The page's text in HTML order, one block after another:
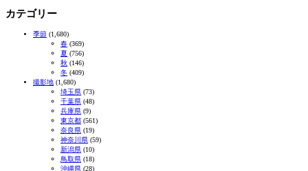
カテゴリー
季節 (1,680)
春 (369)
夏 (756)
秋 (146)
冬 (409)
撮影地 (1,680)
埼玉県 (73)
千葉県 (48)
兵庫県 (9)
東京都 (561)
奈良県 (19)
神奈川県 (59)
新潟県 (10)
鳥取県 (18)
沖縄県 (28)